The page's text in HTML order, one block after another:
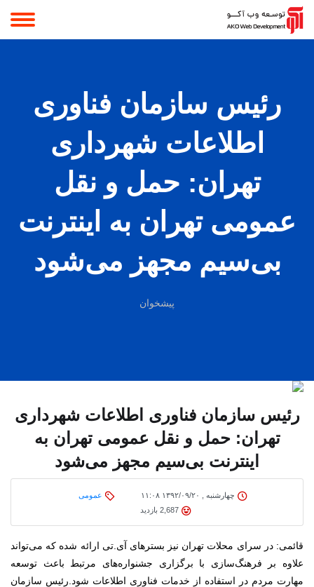
رئیس سازمان فناوری
اطلاعات شهرداری
تهران: حمل و نقل
عمومی تهران به اینترنت
بی‌سیم مجهز می‌شود
پیشخوان
رئیس سازمان فناوری اطلاعات شهرداری
تهران: حمل و نقل عمومی تهران به
اینترنت بی‌سیم مجهز می‌شود
چهارشنبه , ۱۳۹۲/۰۹/۲۰ ۱۱:۰۸
عمومی
2,687 بازدید
قائمی: در سرای محلات تهران نیز بسترهای آی.تی ارائه شده که می‌تواند
علاوه بر فرهنگ‌سازی با برگزاری جشنواره‌های مرتبط باعث توسعه
مهارت مردم در استفاده از خدمات فناوری اطلاعات شود. رئیس سازمان